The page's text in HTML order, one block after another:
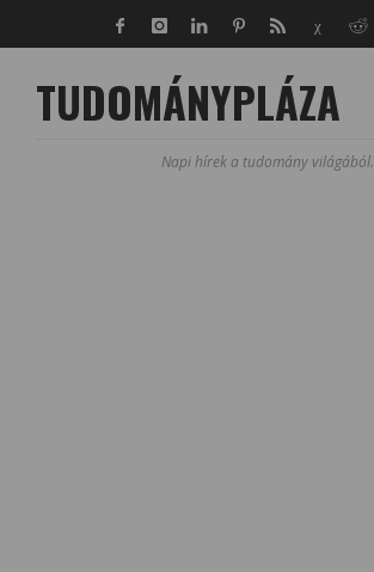
TUDOMÁNYPLÁZA
Napi hírek a tudomány világából.